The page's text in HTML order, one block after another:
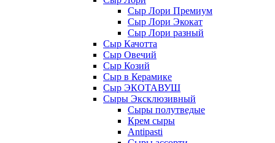
Сыр Лори Премиум
Сыр Лори Экокат
Сыр Лори разный
Сыр Качотта
Сыр Овечий
Сыр Козий
Сыр в Керамике
Сыр ЭКОТАВУШ
Сыры Эксклюзивный
Сыры полутведые
Крем сыры
Antipasti